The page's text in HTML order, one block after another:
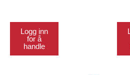
Logg inn
for å
handle